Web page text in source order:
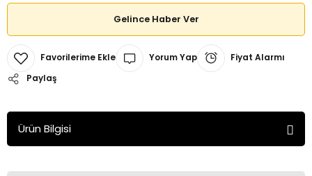
Gelince Haber Ver
Yorum Yap
Fiyat Alarmı
Paylaş
Ürün Bilgisi